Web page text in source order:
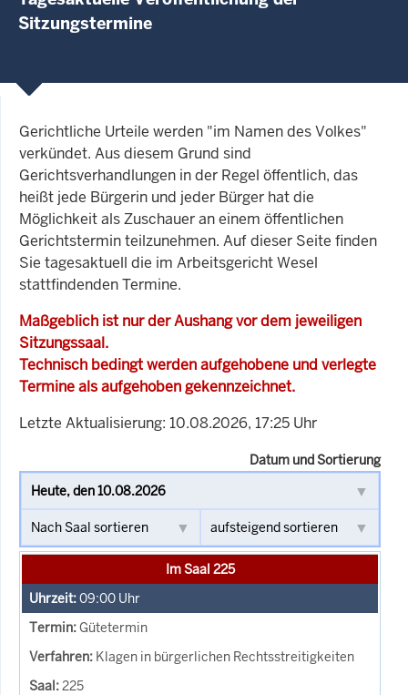
Sitzungstermine
Gerichtliche Urteile werden "im Namen des Volkes"
verkündet. Aus diesem Grund sind
Gerichtsverhandlungen in der Regel öffentlich, das
heißt jede Bürgerin und jeder Bürger hat die
Möglichkeit als Zuschauer an einem öffentlichen
Gerichtstermin teilzunehmen. Auf dieser Seite finden
Sie tagesaktuell die im Arbeitsgericht Wesel
stattfindenden Termine.
Maßgeblich ist nur der Aushang vor dem jeweiligen
Sitzungssaal.
Technisch bedingt werden aufgehobene und verlegte
Termine als aufgehoben gekennzeichnet.
Letzte Aktualisierung: 10.08.2026, 17:25 Uhr
Datum und Sortierung
Im Saal 225
09:00 Uhr
Gütetermin
Klagen in bürgerlichen Rechtsstreitigkeiten
225